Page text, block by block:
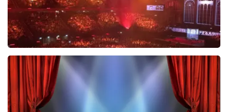
Vrienden Van Amstel Live
423 laatste 30 minuten
BESTEL NU